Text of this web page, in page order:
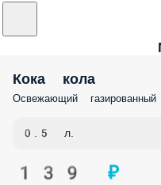
Кока кола
Освежающий газированный
0.5 л.
139 ₽